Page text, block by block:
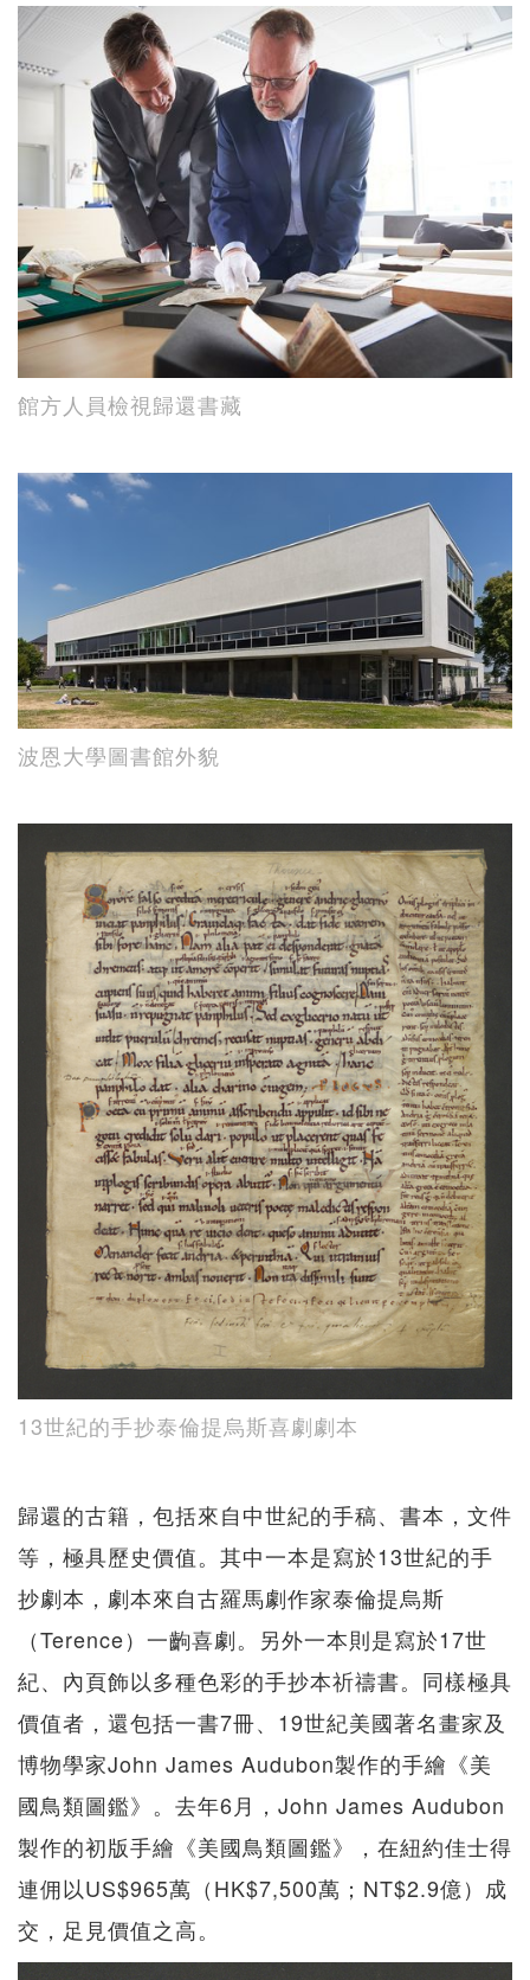
館方人員檢視歸還書藏
波恩大學圖書館外貌
13世紀的手抄泰倫提烏斯喜劇劇本
歸還的古籍，包括來自中世紀的手稿、書本，文件
等，極具歷史價值。其中一本是寫於13世紀的手
抄劇本，劇本來自古羅馬劇作家泰倫提烏斯
（Terence）一齣喜劇。另外一本則是寫於17世
紀、內頁飾以多種色彩的手抄本祈禱書。同樣極具
價值者，還包括一書7冊、19世紀美國著名畫家及
博物學家John James Audubon製作的手繪《美
國鳥類圖鑑》。去年6月，John James Audubon
製作的初版手繪《美國鳥類圖鑑》，在紐約佳士得
連佣以US$965萬（HK$7,500萬；NT$2.9億）成
交，足見價值之高。